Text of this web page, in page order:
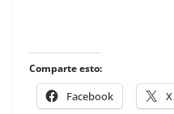
Comparte esto:
Facebook X